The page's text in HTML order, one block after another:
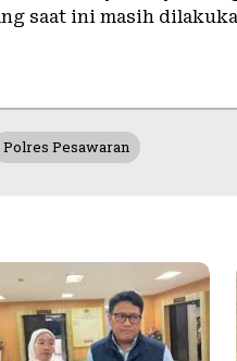
saat ini masih
Polres Pesawaran